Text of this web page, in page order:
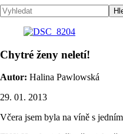
Chytré ženy neletí!
Autor: Halina Pawlowská
29. 01. 2013
Včera jsem byla na víně s